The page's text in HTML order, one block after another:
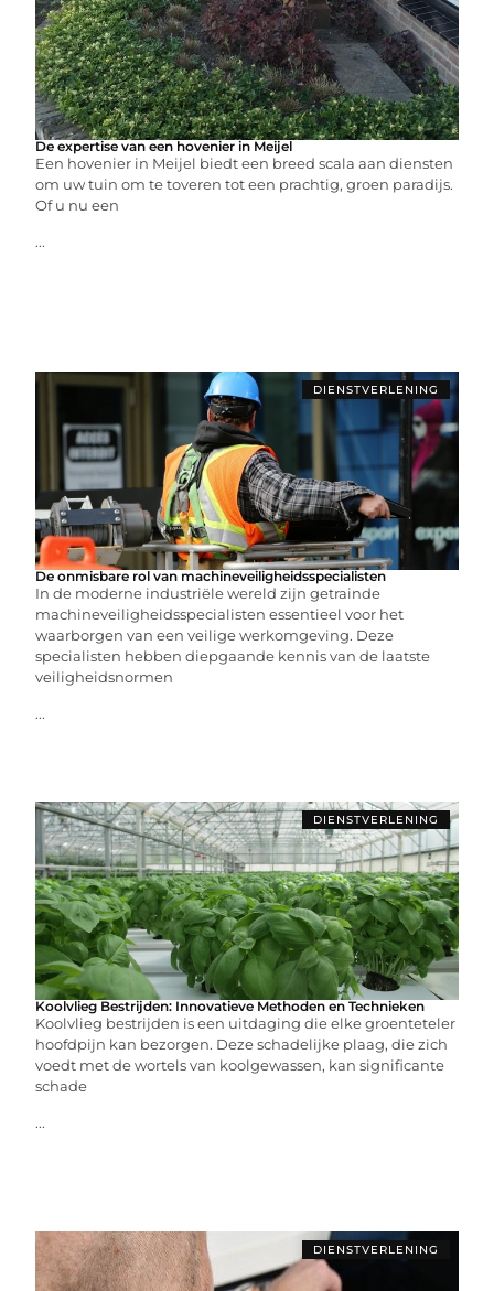
De expertise van een hovenier in Meijel
Een hovenier in Meijel biedt een breed scala aan diensten
om uw tuin om te toveren tot een prachtig, groen paradijs.
Of u nu een
...
DIENSTVERLENING
De onmisbare rol van machineveiligheidsspecialisten
In de moderne industriële wereld zijn getrainde
machineveiligheidsspecialisten essentieel voor het
waarborgen van een veilige werkomgeving. Deze
specialisten hebben diepgaande kennis van de laatste
veiligheidsnormen
...
DIENSTVERLENING
Koolvlieg Bestrijden: Innovatieve Methoden en Technieken
Koolvlieg bestrijden is een uitdaging die elke groenteteler
hoofdpijn kan bezorgen. Deze schadelijke plaag, die zich
voedt met de wortels van koolgewassen, kan significante
schade
...
DIENSTVERLENING